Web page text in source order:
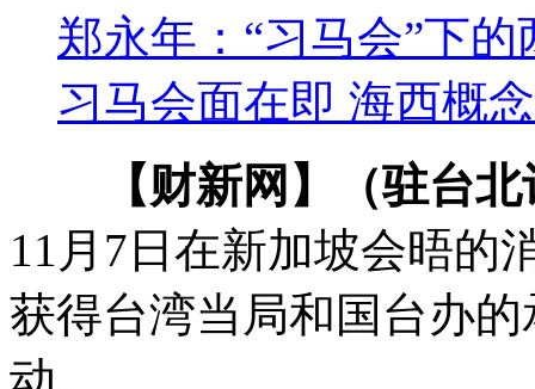
郑永年：“习马会”下的
习马会面在即 海西概
【财新网】（驻台
11月7日在新加坡会晤的
获得台湾当局和国台办
动。